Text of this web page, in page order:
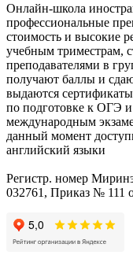
Онлайн-школа
профессиональные
стоимость и высокие
учебным триместрам,
преподавателями в
получают баллы и
выдаются
по подготовке к ОГЭ
международным
данный момент
английский языки
Регистр. номер
032761, Приказ № 111